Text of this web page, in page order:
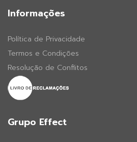
Informações
Política de Privacidade
Termos e Condições
Resolução de Conflitos
Grupo Effect